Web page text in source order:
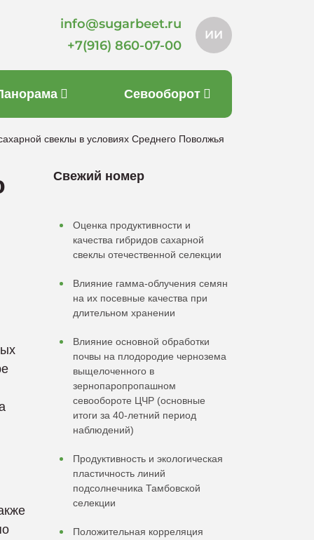
info@sugarbeet.ru
+7(916) 860-07-00
ИИ
Севооборот
свеклы в условиях Среднего Поволжья
Свежий номер
Оценка продуктивности и
качества гибридов сахарной
свеклы отечественной селекции
Влияние гамма-облучения семян
на их посевные качества при
длительном хранении
Влияние основной обработки
почвы на плодородие чернозема
выщелоченного в
зернопаропропашном
севообороте ЦЧР (основные
итоги за 40-летний период
наблюдений)
Продуктивность и экологическая
пластичность линий
подсолнечника Тамбовской
селекции
Положительная корреляция